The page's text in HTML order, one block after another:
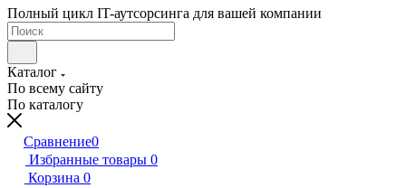
Полный цикл IT-аутсорсинга для вашей компании
Каталог
По всему сайту
По каталогу
Сравнение0
Избранные товары 0
Корзина 0